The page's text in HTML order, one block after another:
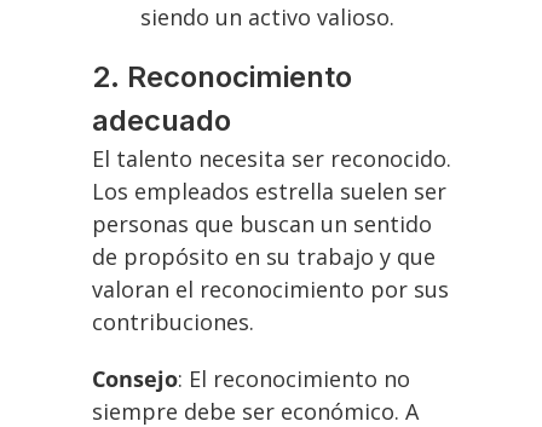
siendo un activo valioso.
2. Reconocimiento
adecuado
El talento necesita ser reconocido.
Los empleados estrella suelen ser
personas que buscan un sentido
de propósito en su trabajo y que
valoran el reconocimiento por sus
contribuciones.
Consejo: El reconocimiento no
siempre debe ser económico. A